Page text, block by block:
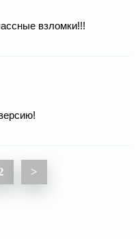
взломки!!!
>